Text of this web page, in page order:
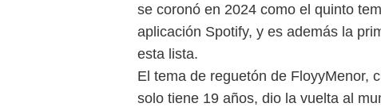
se coronó en 2024 como el quinto
aplicación Spotify, y es además la
esta lista.
El tema de reguetón de FloyyMenor,
solo tiene 19 años, dio la vuelta al